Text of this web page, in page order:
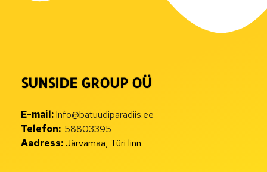
SUNSIDE GROUP OÜ
E-mail:Info@batuudiparadiis.ee
Telefon: 58803395
Aadress:Järvamaa, Türi linn